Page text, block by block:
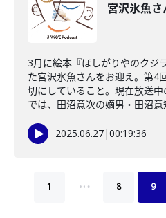
宮沢氷魚
3月に絵本『ほしがりやのクジ
た宮沢氷魚さんをお迎え。第4
切にしていること。現在放送中
では、田沼意次の嫡男・田沼意
2025.06.27|00:19:36
1 … 8 9